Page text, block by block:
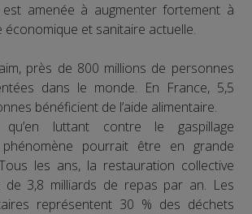
amenée à augmenter fortement à
économique et sanitaire actuelle.
près de 800 millions de personnes
dans le monde. En France, 5,5
bénéficient de l’aide alimentaire.
luttant contre le gaspillage
pourrait être en grande
les ans, la restauration collective
de 3,8 milliards de repas par an. Les
représentent 30 % des déchets